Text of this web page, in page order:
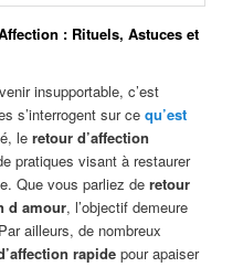
: Rituels, Astuces et
insupportable, c’est
s’interrogent sur cequ’est
leretour d’affection
pratiques visant à restaurer
Que vous parliez deretour
d amour, l’objectif demeure
ailleurs, de nombreux
rapide pour apaiser